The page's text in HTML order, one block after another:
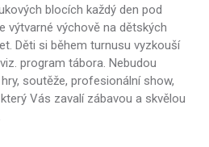
blocích každý den pod
výtvarné výchově na dětských
Děti si během turnusu vyzkouší
program tábora. Nebudou
soutěže, profesionální show,
Vás zavalí zábavou a skvělou